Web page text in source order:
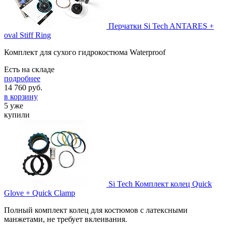
Перчатки Si Tech ANTARES +
oval Stiff Ring
Комплект для сухого гидрокостюма Waterproof
Есть на складе
подробнее
14 760 руб.
в корзину
5 уже
купили
Si Tech Комплект колец Quick
Glove + Quick Clamp
Полный комплект колец для костюмов с латексными
манжетами, не требует вклеивания.